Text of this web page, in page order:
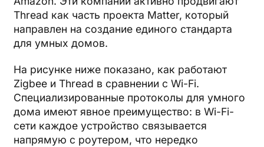
Thread как часть проекта Matter, который
направлен на создание единого стандарта
для умных домов.
На рисунке ниже показано, как работают
Zigbee и Thread в сравнении с Wi-Fi.
Специализированные протоколы для умного
дома имеют явное преимущество: в Wi-Fi-
сети каждое устройство связывается
напрямую с роутером, что нередко